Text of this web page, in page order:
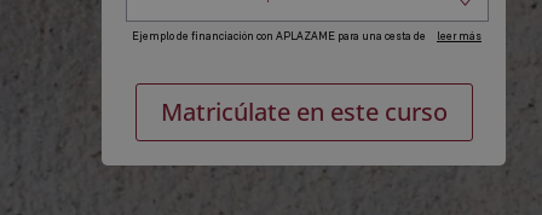
experta
Matricúlate en este curso